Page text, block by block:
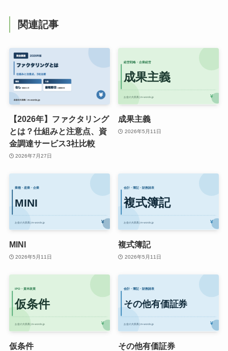
関連記事
【2026年】ファクタリング
とは？仕組みと注意点、資
金調達サービス3社比較
2026年7月27日
成果主義
2026年5月11日
MINI
2026年5月11日
複式簿記
2026年5月11日
仮条件 その他有価証券